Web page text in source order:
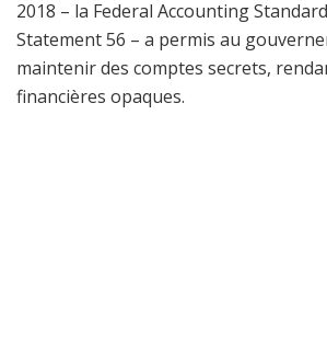
2018 – la Federal Accounting
Statement 56 – a permis au
maintenir des comptes secrets,
financières opaques.